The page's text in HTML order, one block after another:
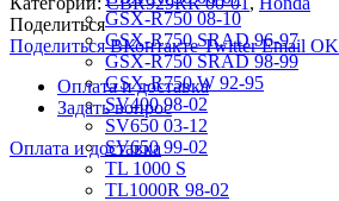
GSX-R750 08-10
GSX-R750 SRAD 96-97
GSX-R750 SRAD 98-99
GSX-R750 W 92-95
SV400 98-02
SV650 03-12
SV650 99-02
TL 1000 S
TL1000R 98-02
Поделиться
Поделиться ВКонтакте Twitter Email OK
Оплата и доставка
Задать вопрос
Оплата и доставка